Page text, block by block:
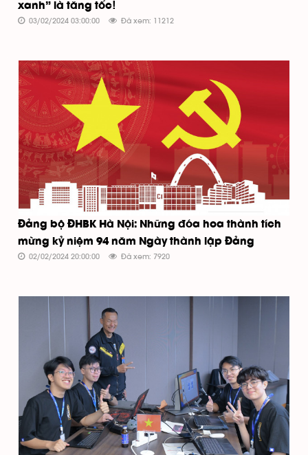
xanh” là tăng tốc!
03/02/2024 03:00:00 Đã xem: 11212
Đảng bộ ĐHBK Hà Nội: Những đóa hoa thành tích
mừng kỷ niệm 94 năm Ngày thành lập Đảng
02/02/2024 20:00:00 Đã xem: 7920